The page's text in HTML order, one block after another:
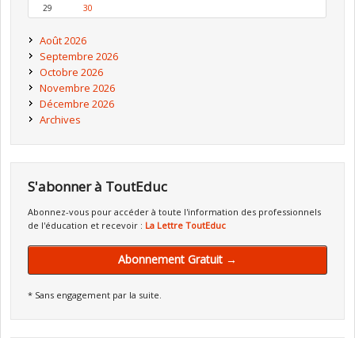
29
30
Août 2026
Septembre 2026
Octobre 2026
Novembre 2026
Décembre 2026
Archives
S'abonner à ToutEduc
Abonnez-vous pour accéder à toute l'information des professionnels
de l'éducation et recevoir : La Lettre ToutEduc
Abonnement Gratuit →
* Sans engagement par la suite.